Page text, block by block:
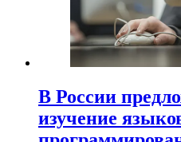
В России
изучение